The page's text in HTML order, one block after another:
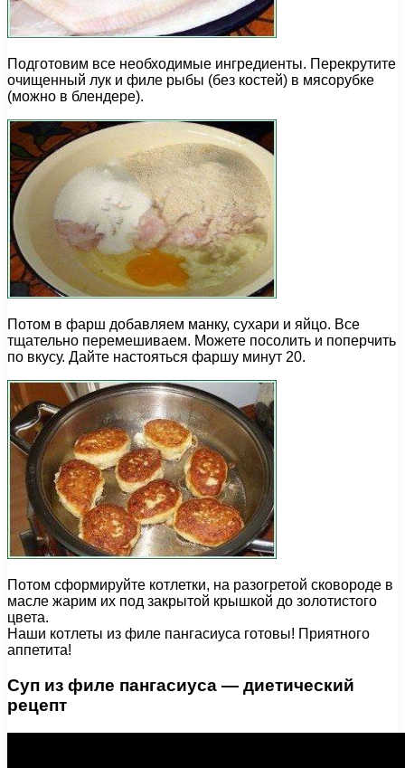
Подготовим все необходимые ингредиенты. Перекрутите
очищенный лук и филе рыбы (без костей) в мясорубке
(можно в блендере).
Потом в фарш добавляем манку, сухари и яйцо. Все
тщательно перемешиваем. Можете посолить и поперчить
по вкусу. Дайте настояться фаршу минут 20.
Потом сформируйте котлетки, на разогретой сковороде в
масле жарим их под закрытой крышкой до золотистого
цвета.
Наши котлеты из филе пангасиуса готовы! Приятного
аппетита!
Суп из филе пангасиуса — диетический
рецепт